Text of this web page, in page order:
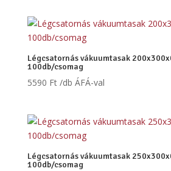
Légcsatornás vákuumtasak
100db/csomag
5590 Ft /db ÁFÁ-val
Légcsatornás vákuumtasak
100db/csomag